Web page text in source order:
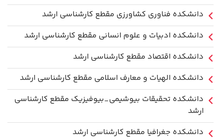
دانشكده فناوري كشاورزی مقطع کارشناسی ارشد
دانشکده ادبیات و علوم انسانی مقطع کارشناسی ارشد
دانشکده اقتصاد مقطع کارشناسی ارشد
دانشکده الهیات و معارف اسلامی مقطع کارشناسی ارشد
دانشکده تحقیقات بیوشیمی_بیوفیزیک مقطع کارشناسی
ارشد
دانشکده جغرافیا مقطع کارشناسی ارشد